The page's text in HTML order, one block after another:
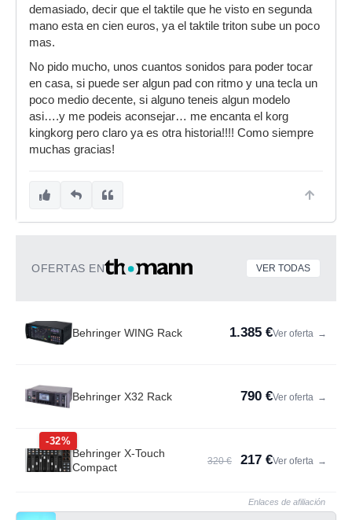
demasiado, decir que el taktile que he visto en segunda
mano esta en cien euros, ya el taktile triton sube un poco
mas.
No pido mucho, unos cuantos sonidos para poder tocar
en casa, si puede ser algun pad con ritmo y una tecla un
poco medio decente, si alguno teneis algun modelo
asi….y me podeis aconsejar… me encanta el korg
kingkorg pero claro ya es otra historia!!!! Como siempre
muchas gracias!
OFERTAS EN VER TODAS
Behringer WING Rack 1.385 €Ver oferta →
Behringer X32 Rack 790 €Ver oferta →
-32%
Behringer X-Touch
Compact
320 € 217 €Ver oferta →
Enlaces de afiliación